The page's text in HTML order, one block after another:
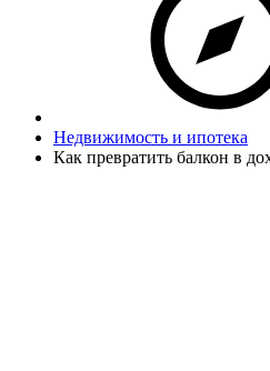
Недвижимость и ипотека
Как превратить балкон в